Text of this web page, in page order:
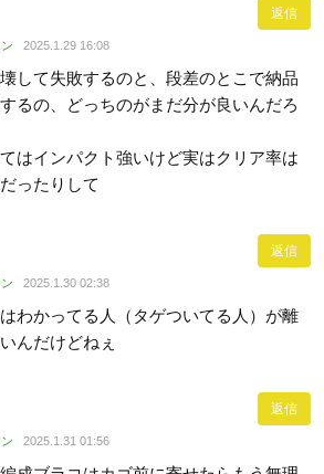
返信
2025.1.29 16:08
して失敗するのと、段差のとこで納品
るの、どっちのがまだ分が良いんだろ
はインパクト強いけど実はクリア率は
ったりして
返信
2025.1.30 02:38
わかってる人（タゲついてる人）が離
んだけどねぇ
返信
2025.1.31 01:56